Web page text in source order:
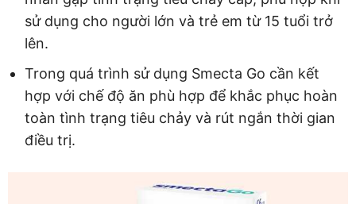
sử dụng cho người lớn và trẻ em từ 15 tuổi trở
lên.
Trong quá trình sử dụng Smecta Go cần kết
hợp với chế độ ăn phù hợp để khắc phục hoàn
toàn tình trạng tiêu chảy và rút ngắn thời gian
điều trị.